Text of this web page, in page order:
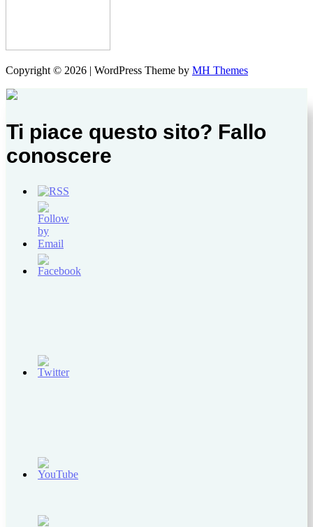
Copyright © 2026 | WordPress Theme by MH Themes
Ti piace questo sito? Fallo
conoscere